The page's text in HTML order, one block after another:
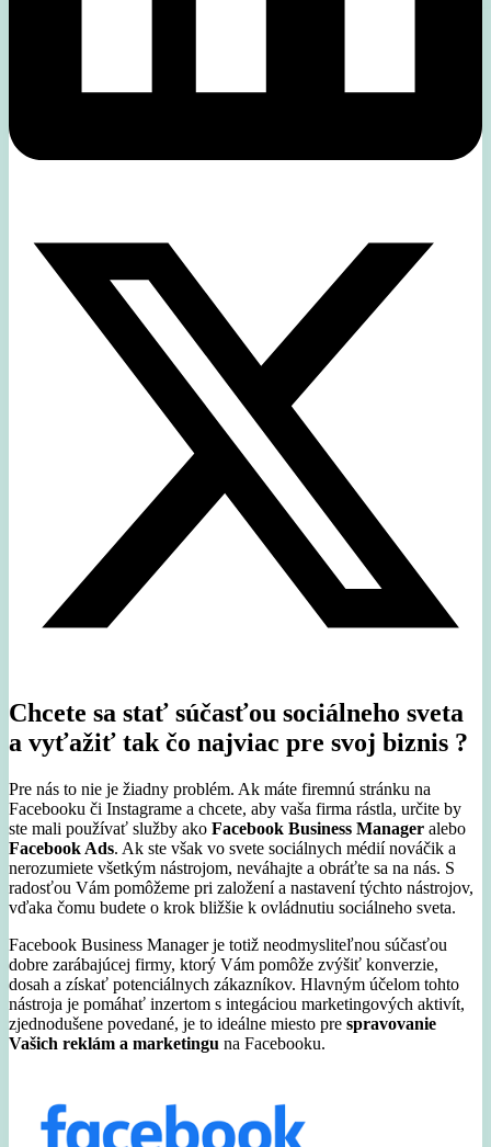
Chcete sa stať súčasťou sociálneho sveta
a vyťažiť tak čo najviac pre svoj biznis ?
Pre nás to nie je žiadny problém. Ak máte firemnú stránku na
Facebooku či Instagrame a chcete, aby vaša firma rástla, určite by
ste mali používať služby ako Facebook Business Manager alebo
Facebook Ads. Ak ste však vo svete sociálnych médií nováčik a
nerozumiete všetkým nástrojom, neváhajte a obráťte sa na nás. S
radosťou Vám pomôžeme pri založení a nastavení týchto nástrojov,
vďaka čomu budete o krok bližšie k ovládnutiu sociálneho sveta.
Facebook Business Manager je totiž neodmysliteľnou súčasťou
dobre zarábajúcej firmy, ktorý Vám pomôže zvýšiť konverzie,
dosah a získať potenciálnych zákazníkov. Hlavným účelom tohto
nástroja je pomáhať inzertom s integáciou marketingových aktivít,
zjednodušene povedané, je to ideálne miesto pre spravovanie
Vašich reklám a marketingu na Facebooku.